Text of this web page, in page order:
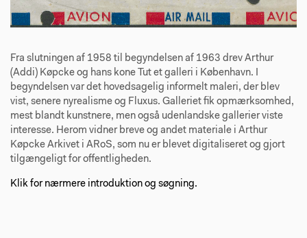
Fra slutningen af 1958 til begyndelsen af 1963 drev Arthur
(Addi) Køpcke og hans kone Tut et galleri i København. I
begyndelsen var det hovedsagelig informelt maleri, der blev
vist, senere nyrealisme og Fluxus. Galleriet fik opmærksomhed,
mest blandt kunstnere, men også udenlandske gallerier viste
interesse. Herom vidner breve og andet materiale i Arthur
Køpcke Arkivet i ARoS, som nu er blevet digitaliseret og gjort
tilgængeligt for offentligheden.
Klik for nærmere introduktion og søgning.